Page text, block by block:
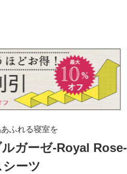
ふれる寝室を
ガーゼ-Royal Rose-
ーツ